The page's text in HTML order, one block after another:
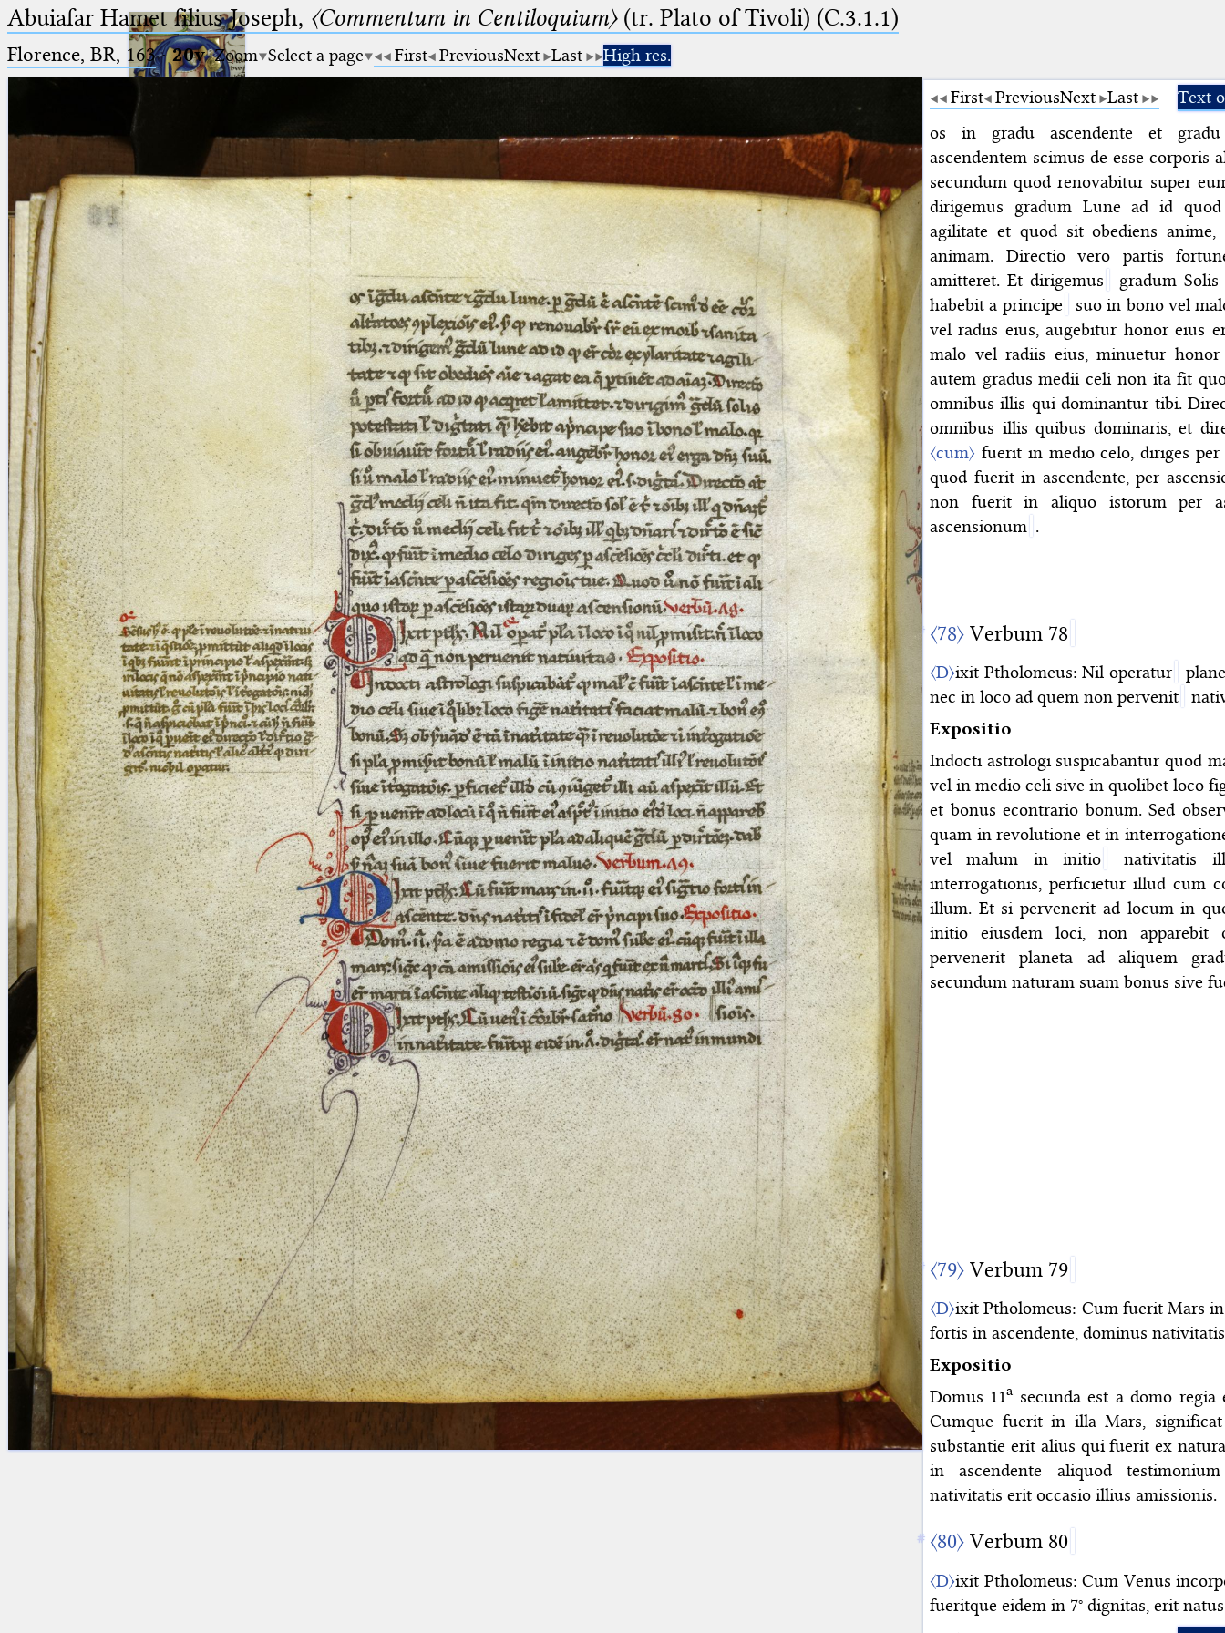
Ptolemaeus
Arabus et Latinus
_
(the underscore) is the placeholder
for exactly one character.
%
(the percent sign) is the
placeholder for no, one or more
than one character.
%%
(two percent signs) is the
placeholder for no, one or more
than one character, but not for
blank space (so that a search ends
at word boundaries).
🔎︎
Start
Project
Team
Jobs
Publications
Conference
Arabic Works
Arabic Manuscripts
Latin Works
Latin Manuscripts
Latin Early Prints
Images
Texts
betaGlossary
Resources
Licenses·FAQ·Contact·
Impressum·Privacy· 2013
Print 🖨
Abuiafar Hamet filius Joseph, 〈Commentum in Centiloquium〉(tr. Plato of Tivoli) (C.3.1.1)
Florence, BR, 163·20v Zoom Select a page First PreviousNext Last
High res.
First PreviousNext Last
Text
os in gradu ascendente et
ascendentem scimus de esse corporis
secundum quod renovabitur super
dirigemus gradum Lune ad id
agilitate et quod sit obediens
animam. Directio vero partis
amitteret. Et dirigemus
gradum Solis
habebit a principe
suo in bono vel
vel radiis eius, augebitur honor eius
malo vel radiis eius, minuetur
autem gradus medii celi non ita fit
omnibus illis qui dominantur tibi.
omnibus illis quibus dominaris, et
〈cum〉 fuerit in medio celo, diriges
quod fuerit in ascendente, per
non fuerit in aliquo istorum per
ascensionum .
〈78〉 Verbum 78
〈D〉ixit Ptholomeus: Nil operatur
nec in loco ad quem non pervenit
Expositio
Indocti astrologi suspicabantur quod
vel in medio celi sive in quolibet loco
et bonus econtrario bonum. Sed
quam in revolutione et in
vel malum in initio
nativitatis
interrogationis, perficietur illud cum
illum. Et si pervenerit ad locum in
initio eiusdem loci, non
pervenerit planeta ad aliquem
secundum naturam suam bonus sive
〈79〉 Verbum 79
〈D〉ixit Ptholomeus: Cum fuerit Mars
fortis in ascendente, dominus
Expositio
Domus 11a secunda est a domo
Cumque fuerit in illa Mars,
substantie erit alius qui fuerit ex
in ascendente aliquod
nativitatis erit occasio illius amissionis.
〈80〉 Verbum 80
〈D〉ixit Ptholomeus: Cum Venus
fueritque eidem in 7° dignitas, erit